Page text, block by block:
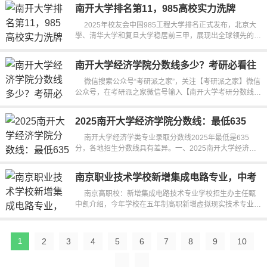
南开大学排名第11，985高校实力洗牌
2025年校友会中国985工程大学排名正式发布，北京大
學、清华大学和复旦大学稳居前三甲，展现出全球领先的学
南开大学经济学院分数线多少？考研必看往
年录取线
微信搜索公众号“考研派之家”，关注【考研派之家】微信
公众号，在考研派之家微信号输入【南开大学考研分数线、
2025南开大学经济学院分数线：最低635
分，各省录取汇总
南开大学经济学类专业录取分数线2025年最低是635
分，各地招生分数线具有差异。一、2025南开大学经济学
南京职业技术学校新增集成电路专业，中考
后报志愿必看
南京高职校：新增集成电路技术专业学校招生办主任甄
中凯介绍，今年学校在五年制高职新增虚拟现实技术专业，
1 2 3 4 5 6 7 8 9 10